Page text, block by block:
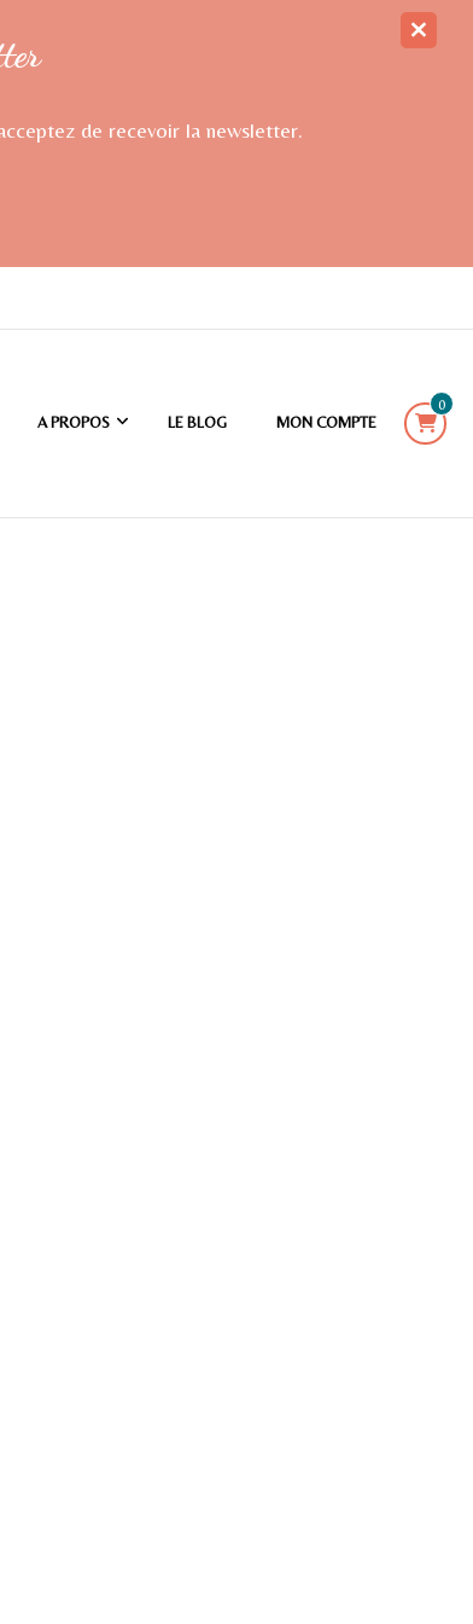
de recevoir la newsletter.
A PROPOS LE BLOG MON COMPTE
0